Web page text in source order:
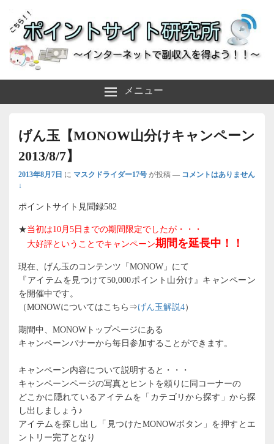
ポイントサイト研究所
メニュー
げん玉【MONOW山分けキャンペーン
2013/8/7】
2013年8月7日 に マスクドライダー17号 が投稿 — コメントはありません
↓
ポイントサイト見聞録582
★当初は10月5日までの期間限定でしたが・・・
大好評ということでキャンペーン期間を延長中！！
現在、げん玉のコンテンツ「MONOW」にて
『アイテムを見つけて50,000ポイント山分け』キャンペーン
を開催中です。
（MONOWについてはこちら⇒げん玉解説4）
期間中、MONOWトップページにある
キャンペーンバナーから毎日参加することができます。
キャンペーン内容について説明すると・・・
キャンペーンページの写真とヒントを頼りに同コーナーの
どこかに隠れているアイテムを「カテゴリから探す」から探
し出しましょう♪
アイテムを探し出し「見つけたMONOWボタン」を押すとエ
ントリー完了となり